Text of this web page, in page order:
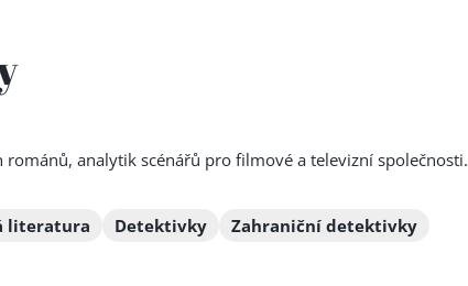
analytik scénářů pro filmové a televizní společnosti.
literatura Detektivky Zahraniční detektivky